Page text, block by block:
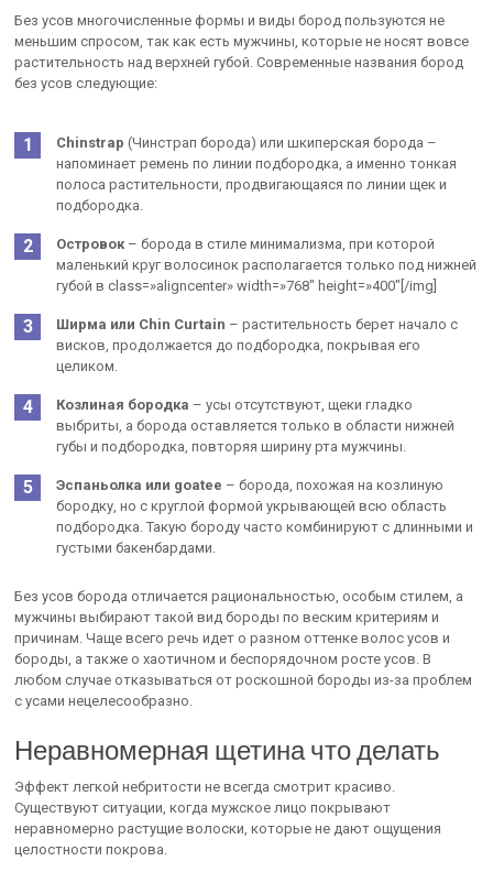
Без усов многочисленные формы и виды бород пользуются не
меньшим спросом, так как есть мужчины, которые не носят вовсе
растительность над верхней губой. Современные названия бород
без усов следующие:
Chinstrap (Чинстрап борода) или шкиперская борода –
напоминает ремень по линии подбородка, а именно тонкая
полоса растительности, продвигающаяся по линии щек и
подбородка.
Островок – борода в стиле минимализма, при которой
маленький круг волосинок располагается только под нижней
губой в class=»aligncenter» width=»768″ height=»400″[/img]
Ширма или Chin Curtain – растительность берет начало с
висков, продолжается до подбородка, покрывая его
целиком.
Козлиная бородка – усы отсутствуют, щеки гладко
выбриты, а борода оставляется только в области нижней
губы и подбородка, повторяя ширину рта мужчины.
Эспаньолка или goatee – борода, похожая на козлиную
бородку, но с круглой формой укрывающей всю область
подбородка. Такую бороду часто комбинируют с длинными и
густыми бакенбардами.
Без усов борода отличается рациональностью, особым стилем, а
мужчины выбирают такой вид бороды по веским критериям и
причинам. Чаще всего речь идет о разном оттенке волос усов и
бороды, а также о хаотичном и беспорядочном росте усов. В
любом случае отказываться от роскошной бороды из-за проблем
с усами нецелесообразно.
Неравномерная щетина что делать
Эффект легкой небритости не всегда смотрит красиво.
Существуют ситуации, когда мужское лицо покрывают
неравномерно растущие волоски, которые не дают ощущения
целостности покрова.